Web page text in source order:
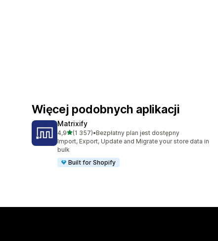
Więcej podobnych aplikacji
Matrixify
4,9na 5 gwiazdek
(1 357)
Łączna liczba recenzji: 1357
•Bezpłatny plan jest dostępny
Import, Export, Update and Migrate your store data in
bulk
Built for Shopify